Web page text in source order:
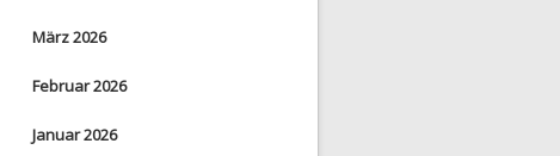
März 2026
Februar 2026
Januar 2026